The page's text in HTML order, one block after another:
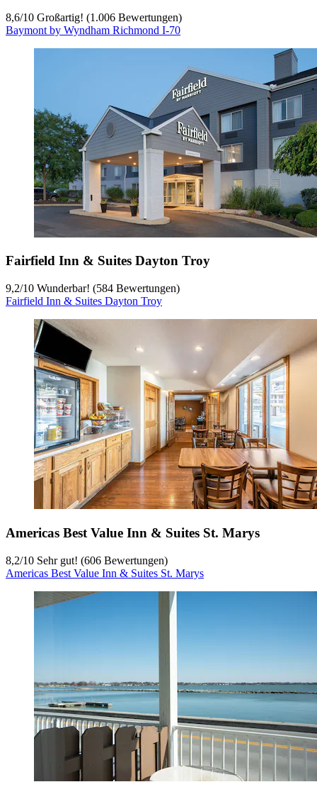
8,6/10 Großartig! (1.006 Bewertungen)
Baymont by Wyndham Richmond I-70
Fairfield Inn & Suites Dayton Troy
9,2/10 Wunderbar! (584 Bewertungen)
Fairfield Inn & Suites Dayton Troy
Americas Best Value Inn & Suites St. Marys
8,2/10 Sehr gut! (606 Bewertungen)
Americas Best Value Inn & Suites St. Marys